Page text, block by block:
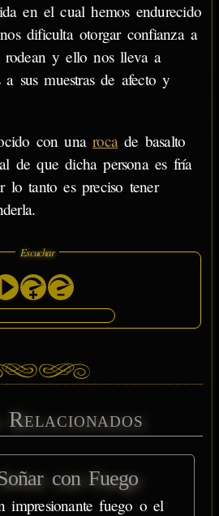
en el cual hemos endurecido
dificulta otorgar confianza a
rodean y ello nos lleva a
a sus muestras de afecto y
con unarocade basalto
de que dicha persona es fría
lo tanto es preciso tener
Escuchar
Relacionados
con Fuego
impresionante fuego o el